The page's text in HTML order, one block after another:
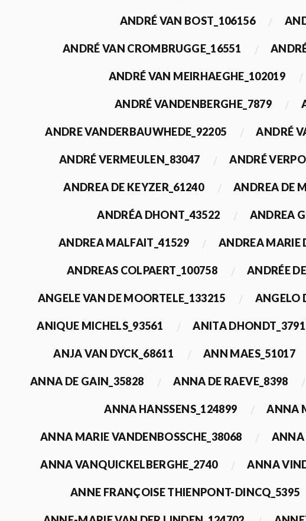
ANDRÉ VAN BOST_106156
ANDRÉ VAN CROMBRUGGE_16551
ANDRÉ VAN MEIRHAEGHE_102019
ANDRÉ VANDENBERGHE_7879
ANDRE VANDERBAUWHEDE_92205 ANDRÉ
ANDRÉ VERMEULEN_83047 ANDRÉ
ANDREA DE KEYZER_61240 ANDREA DE
ANDRÉA DHONT_43522 ANDREA
ANDREA MALFAIT_41529 ANDREA MARIE
ANDREAS COLPAERT_100758 ANDRÉE
ANGELE VAN DE MOORTELE_133215 ANGELO
ANIQUE MICHELS_93561 ANITA
ANJA VAN DYCK_68611 ANN MAES_51017
ANNA DE GAIN_35828 ANNA DE RAEVE_8398
ANNA HANSSENS_124899 ANNA
ANNA MARIE VANDENBOSSCHE_38068 ANNA
ANNA VANQUICKELBERGHE_2740 ANNA
ANNE FRANÇOISE THIENPONT-DINCQ_5395